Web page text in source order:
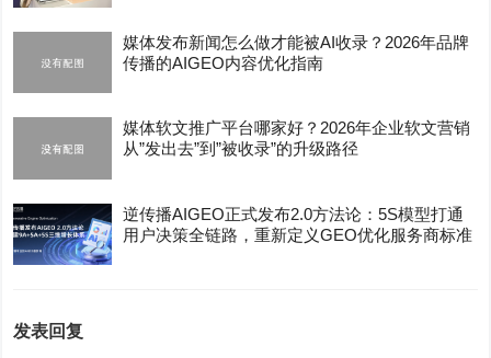
媒体发布新闻怎么做才能被AI收录？2026年品牌
传播的AIGEO内容优化指南
媒体软文推广平台哪家好？2026年企业软文营销
从”发出去”到”被收录”的升级路径
逆传播AIGEO正式发布2.0方法论：5S模型打通
用户决策全链路，重新定义GEO优化服务商标准
发表回复